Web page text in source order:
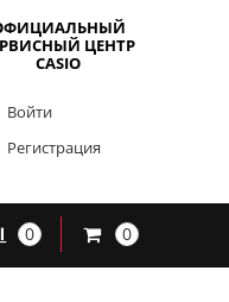
ЦЕНТР
CASIO
Войти
Регистрация
0 0